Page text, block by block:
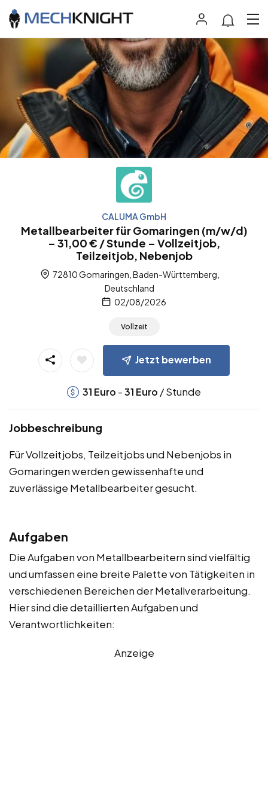
CALUMA GmbH
Metallbearbeiter für Gomaringen (m/w/d)
– 31,00 € / Stunde – Vollzeitjob,
Teilzeitjob, Nebenjob
72810 Gomaringen, Baden-Württemberg,
Deutschland
02/08/2026
Vollzeit
Jetzt bewerben
31 Euro -31 Euro / Stunde
Jobbeschreibung
Für Vollzeitjobs, Teilzeitjobs und Nebenjobs in
Gomaringen werden gewissenhafte und
zuverlässige Metallbearbeiter gesucht.
Aufgaben
Die Aufgaben von Metallbearbeitern sind vielfältig
und umfassen eine breite Palette von Tätigkeiten in
verschiedenen Bereichen der Metallverarbeitung.
Hier sind die detaillierten Aufgaben und
Verantwortlichkeiten:
Anzeige